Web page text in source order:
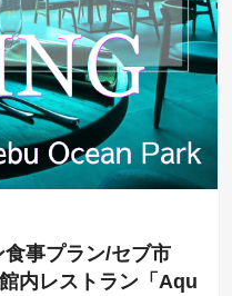
事プラン/セブ市
内レストラン「Aqu